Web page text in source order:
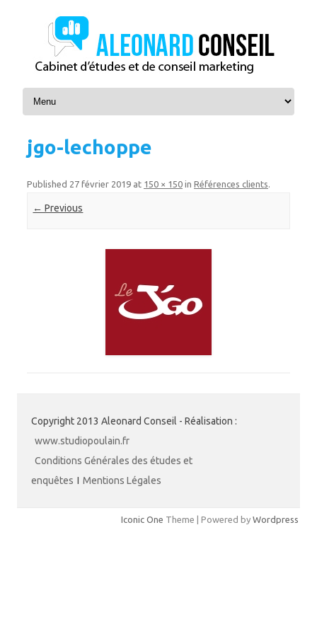
Skip to content
jgo-lechoppe
Published 27 février 2019 at 150 × 150 in Références clients.
← Previous
Copyright 2013 Aleonard Conseil - Réalisation :
www.studiopoulain.fr
Conditions Générales des études et
enquêtes I Mentions Légales
Iconic One Theme | Powered by Wordpress